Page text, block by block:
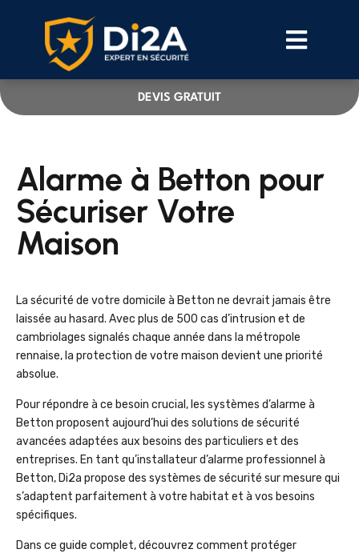
DEVIS GRATUIT
Alarme à Betton pour
Sécuriser Votre
Maison
La sécurité de votre domicile à Betton ne devrait jamais être
laissée au hasard. Avec plus de 500 cas d’intrusion et de
cambriolages signalés chaque année dans la métropole
rennaise, la protection de votre maison devient une priorité
absolue.
Pour répondre à ce besoin crucial, les systèmes d’alarme à
Betton proposent aujourd’hui des solutions de sécurité
avancées adaptées aux besoins des particuliers et des
entreprises. En tant qu’installateur d’alarme professionnel à
Betton, Di2a propose des systèmes de sécurité sur mesure qui
s’adaptent parfaitement à votre habitat et à vos besoins
spécifiques.
Dans ce guide complet, découvrez comment protéger